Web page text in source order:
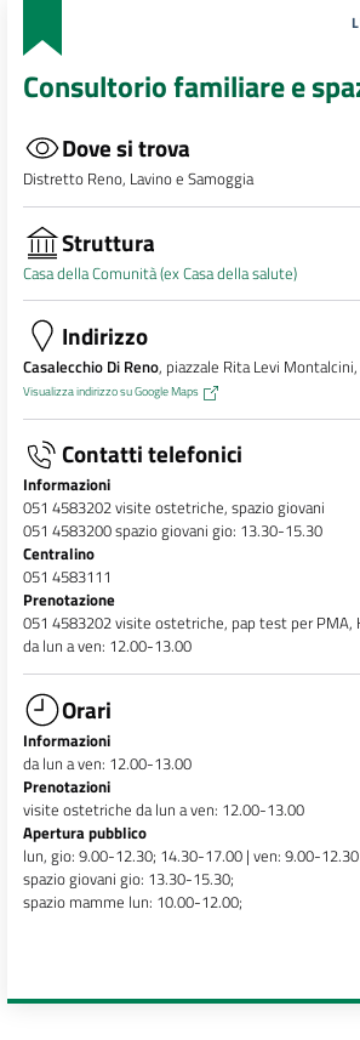
Consultorio familiare e
Dove si trova
Distretto Reno, Lavino e Samoggia
Struttura
Casa della Comunità (ex Casa della salute)
Indirizzo
Casalecchio Di Reno, piazzale Rita Levi
Visualizza indirizzo su Google Maps
Contatti telefonici
Informazioni
051 4583202 visite ostetriche, spazio giovani
051 4583200 spazio giovani gio: 13.30-15.30
Centralino
051 4583111
Prenotazione
051 4583202 visite ostetriche, pap test per PMA,
da lun a ven: 12.00-13.00
Orari
Informazioni
da lun a ven: 12.00-13.00
Prenotazioni
visite ostetriche da lun a ven: 12.00-13.00
Apertura pubblico
lun, gio: 9.00-12.30; 14.30-17.00 | ven: 9.00-12.30
spazio giovani gio: 13.30-15.30;
spazio mamme lun: 10.00-12.00;